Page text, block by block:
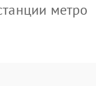
метро